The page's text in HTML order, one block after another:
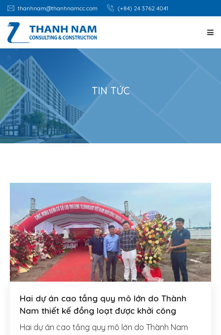
thanhnam@thanhnamcc.com (+84) 24 3762 4041
TRANG CHỦ
GIỚI THIỆU
DỊCH VỤ
DỰ ÁN
TIN TỨC
LIÊN HỆ
TIẾNG VIỆT
TIN TỨC
Hai dự án cao tầng quy mô lớn do Thành
Nam thiết kế đồng loạt được khởi công
Hai dự án cao tầng quy mô lớn do Thành Nam